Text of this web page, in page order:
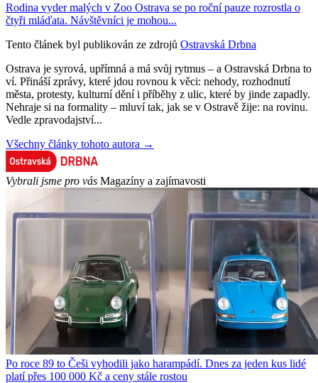
Rodina vyder malých v Zoo Ostrava se po roční pauze rozrostla o
čtyři mláďata. Návštěvníci je mohou...
Tento článek byl publikován ze zdrojů Ostravská Drbna
Ostrava je syrová, upřímná a má svůj rytmus – a Ostravská Drbna to
ví. Přináší zprávy, které jdou rovnou k věci: nehody, rozhodnutí
města, protesty, kulturní dění i příběhy z ulic, které by jinde zapadly.
Nehraje si na formality – mluví tak, jak se v Ostravě žije: na rovinu.
Vedle zpravodajství...
Všechny články tohoto autora →
Vybrali jsme pro vás Magazíny a zajímavosti
Po roce 89 to Češi vyhodili jako harampádí. Dnes za jeden kus lidé
platí přes 100 000 Kč a ceny stále rostou